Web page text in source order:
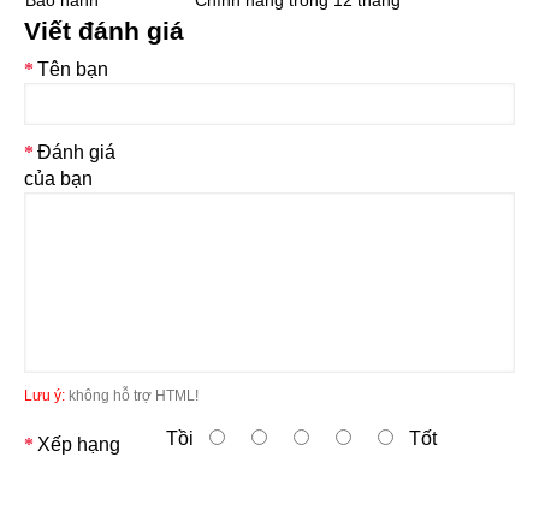
Viết đánh giá
Tên bạn
Đánh giá
của bạn
Lưu ý: không hỗ trợ HTML!
Xếp hạng Tồi Tốt